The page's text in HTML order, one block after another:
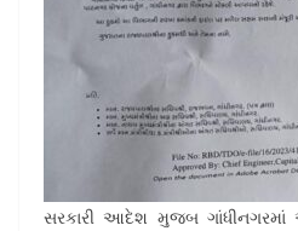
સરકારી આદેશ મુજબ ગાંધીનગરમાં